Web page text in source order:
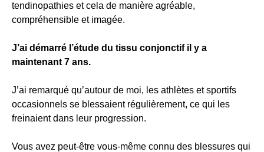
tendinopathies et cela de manière agréable,
compréhensible et imagée.
J’ai démarré l’étude du tissu conjonctif il y a
maintenant 7 ans.
J’ai remarqué qu’autour de moi, les athlètes et sportifs
occasionnels se blessaient régulièrement, ce qui les
freinaient dans leur progression.
Vous avez peut-être vous-même connu des blessures qui